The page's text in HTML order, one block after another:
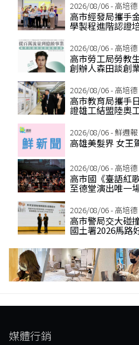
2026/08/06 - 高培德
高市經發局攜手
學製程進階認證
2026/08/06 - 高培德
高市勞工局勞教
創辦人森田談創
2026/08/06 - 高培德
高市教育局攜手
證雄工結盟陸奧
2026/08/06 - 鮮週報
高雄美髮界 女王
2026/08/06 - 高培德
高市國《臺語紅
至德堂演出唯一
2026/08/06 - 高培德
高市警局交大碰
國土署2026馬路
媒體行銷